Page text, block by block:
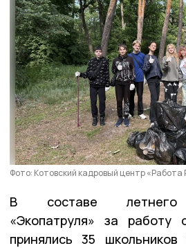
Фото: Котовский кадровый центр «Работа
В составе летнего
«Экопатруля» за
принялись 35 школьников